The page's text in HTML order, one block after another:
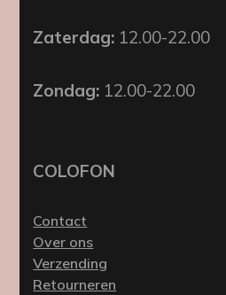
Zaterdag: 12.00-22.00
Zondag: 12.00-22.00
COLOFON
Contact
Over ons
Verzending
Retourneren